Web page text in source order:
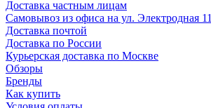
Доставка частным лицам
Самовывоз из офиса на ул. Электродная 11
Доставка почтой
Доставка по России
Курьерская доставка по Москве
Обзоры
Бренды
Как купить